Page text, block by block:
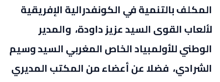
المكلف بالتنمية في الكونفدرالية الإفريقية
لألعاب القوى السيد عزيز داودة، والمدير
الوطني للأولمبياد الخاص المغربي السيد وسيم
الشرادي، فضلا عن أعضاء من المكتب المديري